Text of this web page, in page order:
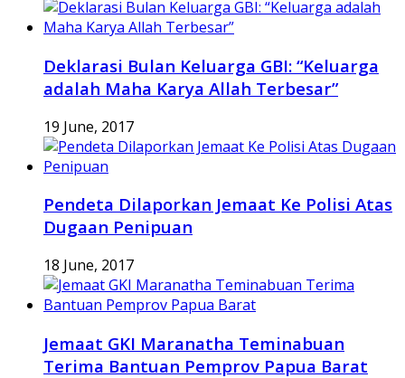
Deklarasi Bulan Keluarga GBI: “Keluarga
adalah Maha Karya Allah Terbesar”
19 June, 2017
Pendeta Dilaporkan Jemaat Ke Polisi Atas
Dugaan Penipuan
18 June, 2017
Jemaat GKI Maranatha Teminabuan
Terima Bantuan Pemprov Papua Barat